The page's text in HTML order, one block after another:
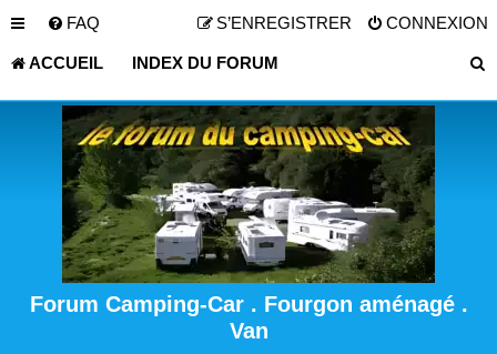
FAQ CONNEXION
S’ENREGISTRER
ACCUEIL INDEX DU FORUM
Forum Camping-Car . Fourgon aménagé .
Van